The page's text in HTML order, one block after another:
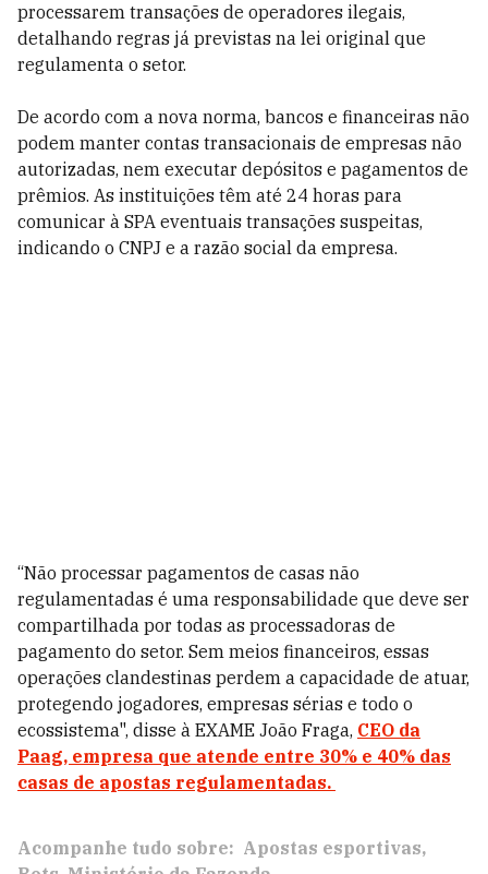
processarem transações de operadores ilegais,
detalhando regras já previstas na lei original que
regulamenta o setor.
De acordo com a nova norma, bancos e financeiras não
podem manter contas transacionais de empresas não
autorizadas, nem executar depósitos e pagamentos de
prêmios. As instituições têm até 24 horas para
comunicar à SPA eventuais transações suspeitas,
indicando o CNPJ e a razão social da empresa.
“Não processar pagamentos de casas não
regulamentadas é uma responsabilidade que deve ser
compartilhada por todas as processadoras de
pagamento do setor. Sem meios financeiros, essas
operações clandestinas perdem a capacidade de atuar,
protegendo jogadores, empresas sérias e todo o
ecossistema", disse à EXAME João Fraga, CEO da
Paag, empresa que atende entre 30% e 40% das
casas de apostas regulamentadas.
Acompanhe tudo sobre: Apostas esportivas